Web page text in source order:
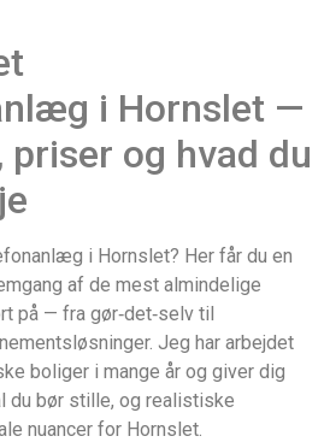
i Hornslet —
priser og hvad du
i Hornslet? Her får du en
af de mest almindelige
på — fra gør‑det‑selv til
Jeg har arbejdet
boliger i mange år og giver dig
du bør stille, og realistiske
nuancer for Hornslet.